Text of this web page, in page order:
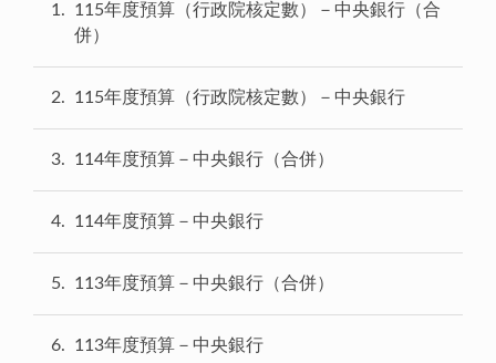
1
115年度預算（行政院核定數）－中央銀行（合
併）
2 115年度預算（行政院核定數）－中央銀行
3 114年度預算－中央銀行（合併）
4 114年度預算－中央銀行
5 113年度預算－中央銀行（合併）
6 113年度預算－中央銀行